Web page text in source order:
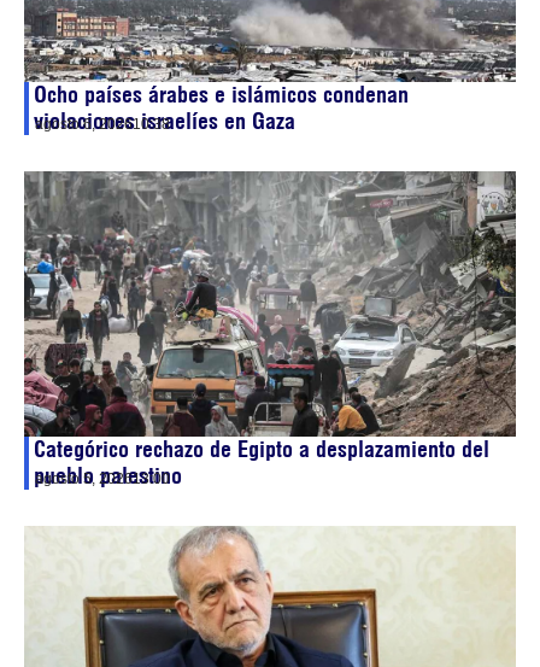
Ocho países árabes e islámicos condenan
violaciones israelíes en Gaza
agosto 6, 202610:38
Categórico rechazo de Egipto a desplazamiento del
pueblo palestino
agosto 5, 202613:00